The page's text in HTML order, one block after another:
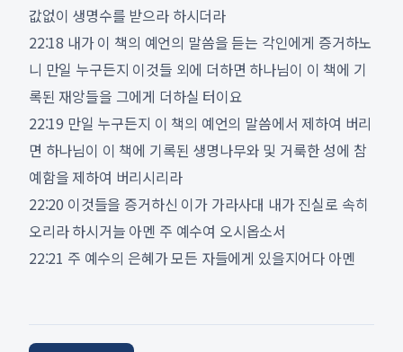
값없이 생명수를 받으라 하시더라
22:18 내가 이 책의 예언의 말씀을 듣는 각인에게 증거하노
니 만일 누구든지 이것들 외에 더하면 하나님이 이 책에 기
록된 재앙들을 그에게 더하실 터이요
22:19 만일 누구든지 이 책의 예언의 말씀에서 제하여 버리
면 하나님이 이 책에 기록된 생명나무와 및 거룩한 성에 참
예함을 제하여 버리시리라
22:20 이것들을 증거하신 이가 가라사대 내가 진실로 속히
오리라 하시거늘 아멘 주 예수여 오시옵소서
22:21 주 예수의 은혜가 모든 자들에게 있을지어다 아멘